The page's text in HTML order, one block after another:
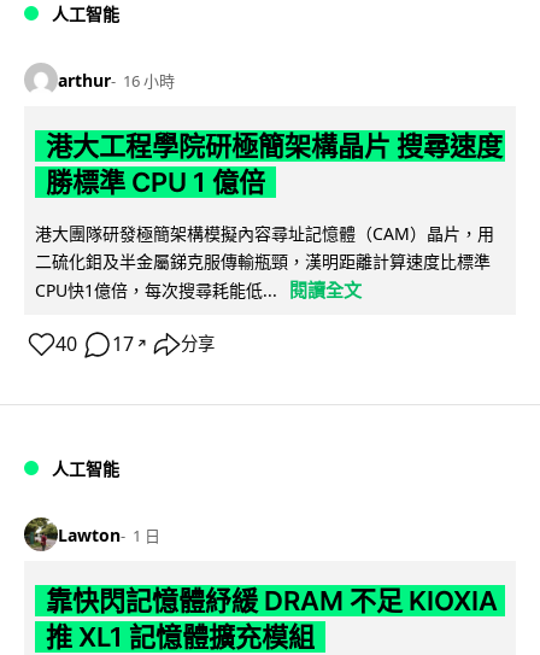
人工智能
arthur 16 小時
港大工程學院研極簡架構晶片 搜尋速度
勝標準 CPU 1 億倍
港大團隊研發極簡架構模擬內容尋址記憶體（CAM）晶片，用
二硫化鉬及半金屬銻克服傳輸瓶頸，漢明距離計算速度比標準
CPU快1億倍，每次搜尋耗能低...
閱讀全文
40 17 ↗ 分享
人工智能
Lawton 1 日
靠快閃記憶體紓緩 DRAM 不足 KIOXIA
推 XL1 記憶體擴充模組